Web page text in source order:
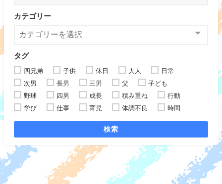
カテゴリー
タグ
四兄弟 子供 休日 大人
日常
次男
長男 三男 父
子ども
野球
四男 成長 積み重ね
行動
学び
仕事 育児 体調不良 時間
検索